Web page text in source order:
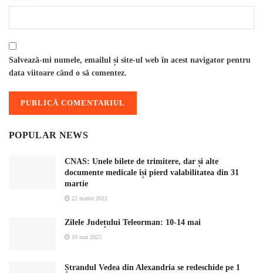
Salvează-mi numele, emailul și site-ul web în acest navigator pentru
data viitoare când o să comentez.
POPULAR NEWS
CNAS: Unele bilete de trimitere, dar și alte
documente medicale își pierd valabilitatea din 31
martie
22 martie 2022
Zilele Județului Teleorman: 10-14 mai
10 mai 2025
Ștrandul Vedea din Alexandria se redeschide pe 1